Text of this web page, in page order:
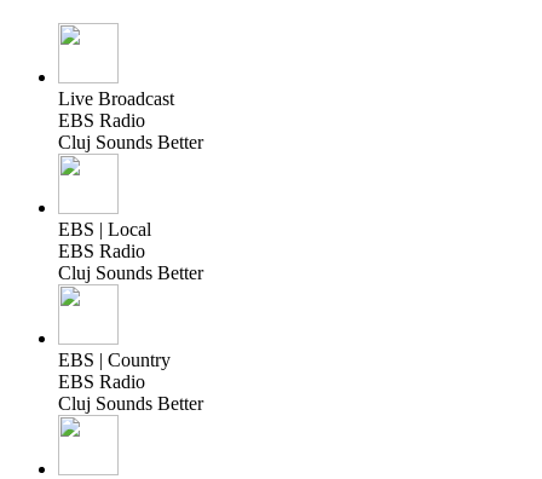
Live Broadcast
EBS Radio
Cluj Sounds Better
EBS | Local
EBS Radio
Cluj Sounds Better
EBS | Country
EBS Radio
Cluj Sounds Better